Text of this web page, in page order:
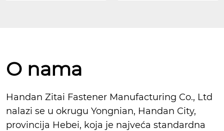
O nama
Handan Zitai Fastener Manufacturing Co., Ltd
nalazi se u okrugu Yongnian, Handan City,
provincija Hebei, koja je najveća standardna